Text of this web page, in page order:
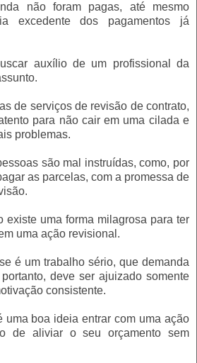
não foram pagas, até mesmo
excedente dos pagamentos já
auxílio de um profissional da
de serviços de revisão de contrato,
para não cair em uma cilada e
problemas.
são mal instruídas, como, por
as parcelas, com a promessa de
existe uma forma milagrosa para ter
uma ação revisional.
é um trabalho sério, que demanda
deve ser ajuizado somente
consistente.
uma boa ideia entrar com uma ação
de aliviar o seu orçamento sem